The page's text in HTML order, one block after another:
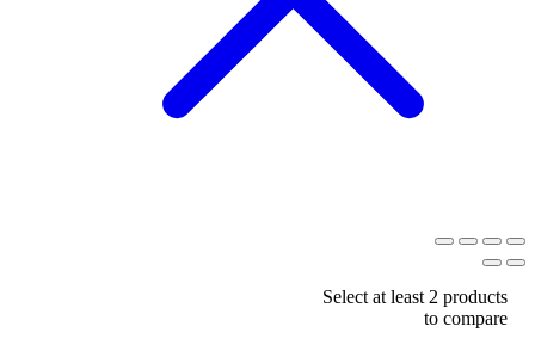
Select at least 2 products
to compare